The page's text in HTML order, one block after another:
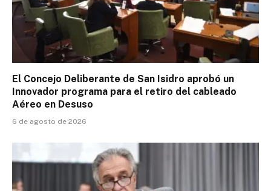
El Concejo Deliberante de San Isidro aprobó un
Innovador programa para el retiro del cableado
Aéreo en Desuso
6 de agosto de 2026